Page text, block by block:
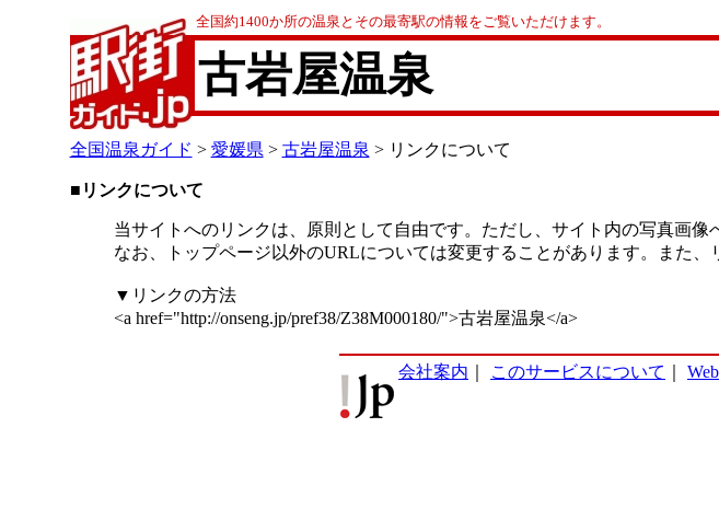
全国約1400か所の温泉とその最寄駅の情報をご覧いただけます。
古岩屋温泉
全国温泉ガイド > 愛媛県 > 古岩屋温泉 > リンクについて
■リンクについて
当サイトへのリンクは、原則として自由です。ただし、サイト内の写真画像
なお、トップページ以外のURLについては変更することがあります。また
▼リンクの方法
<a href="http://onseng.jp/pref38/Z38M000180/">古岩屋温泉</a>
会社案内 このサービスについて